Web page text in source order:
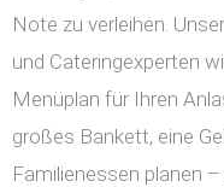
Note zu verleihen.
und Cateringexperten
Menüplan für Ihren
großes Bankett, eine
Familienessen planen